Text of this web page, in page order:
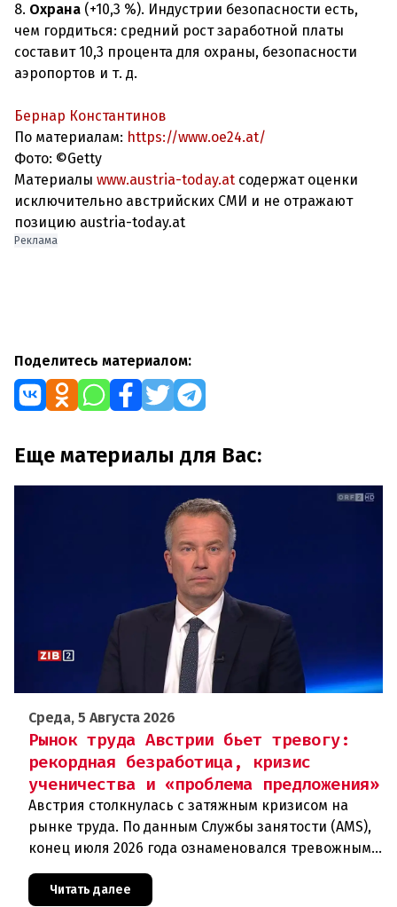
8. Охрана (+10,3 %). Индустрии безопасности есть,
чем гордиться: средний рост заработной платы
составит 10,3 процента для охраны, безопасности
аэропортов и т. д.
Бернар Константинов
По материалам: https://www.oe24.at/
Фото: ©Getty
Материалы www.austria-today.at содержат оценки
исключительно австрийских СМИ и не отражают
позицию austria-today.at
Реклама
Поделитесь материалом:
Еще материалы для Вас:
Среда, 5 Августа 2026
Рынок труда Австрии бьет тревогу:
рекордная безработица, кризис
ученичества и «проблема предложения»
Австрия столкнулась с затяжным кризисом на
рынке труда. По данным Службы занятости (AMS),
конец июля 2026 года ознаменовался тревожными
зарегистрированы как безрабо
Читать далее